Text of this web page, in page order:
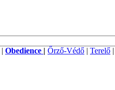
| Obedience | Őrző-Védő | Terelő |